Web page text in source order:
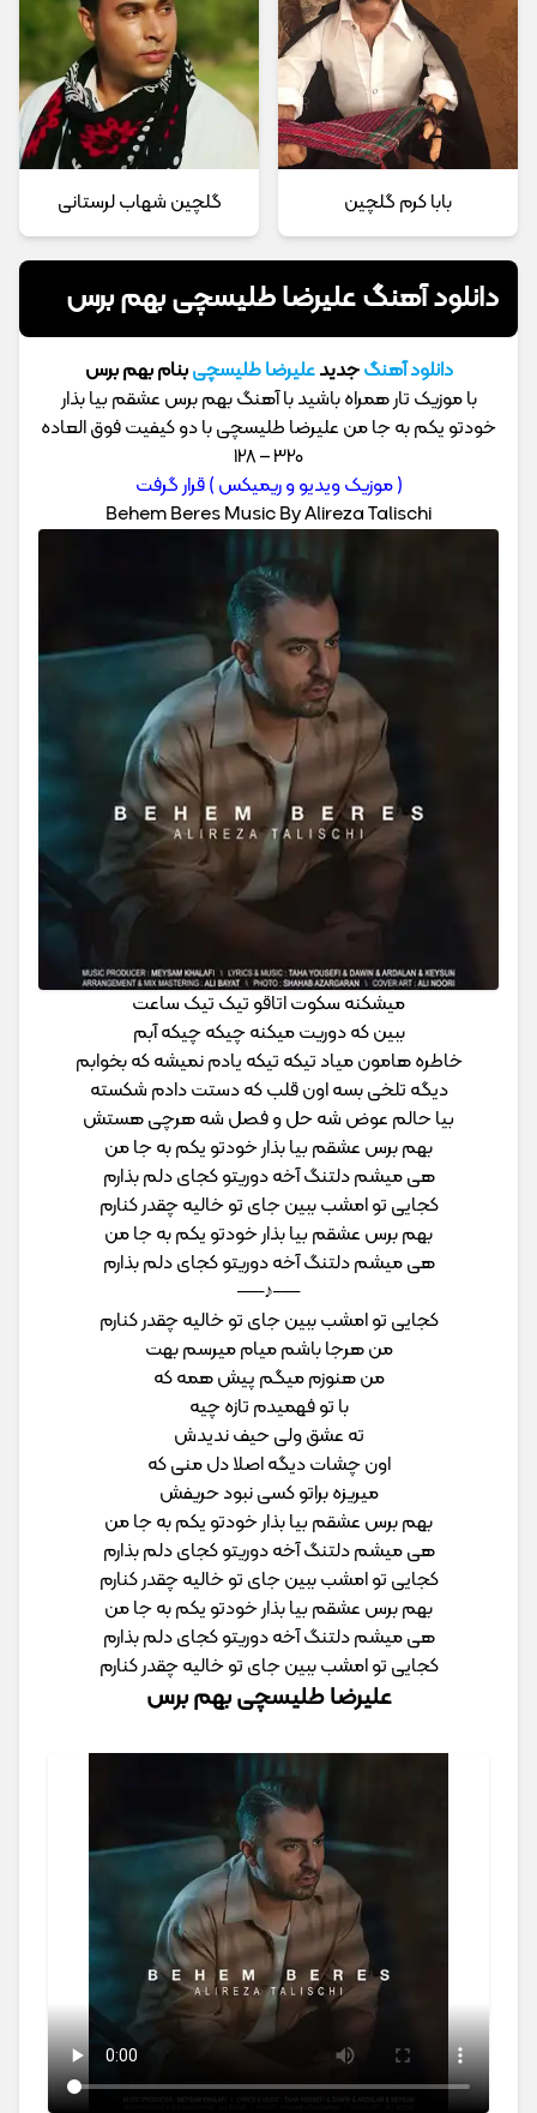
بابا کرم گلچین گلچین شهاب لرستانی
دانلود آهنگ علیرضا طلیسچی بهم برس
دانلود آهنگجدیدعلیرضا طلیسچیبنام بهم برس
با موزیک تار همراه باشید با آهنگ بهم برس عشقم بیا بذار
خودتو یکم به جا من علیرضا طلیسچی با دو کیفیت فوق العاده
320 – 128
( موزیک ویدیو و ریمیکس ) قرار گرفت
Behem Beres Music By Alireza Talischi
میشکنه سکوت اتاقو تیک تیک ساعت
ببین که دوریت میکنه چیکه چیکه آبم
خاطره هامون میاد تیکه تیکه یادم نمیشه که بخوابم
دیگه تلخی بسه اون قلب که دستت دادم شکسته
بیا حالم عوض شه حل و فصل شه هرچی هستش
بهم برس عشقم بیا بذار خودتو یکم به جا من
هی میشم دلتنگ آخه دوریتو کجای دلم بذارم
کجایی تو امشب ببین جای تو خالیه چقدر کنارم
بهم برس عشقم بیا بذار خودتو یکم به جا من
هی میشم دلتنگ آخه دوریتو کجای دلم بذارم
──♪──
کجایی تو امشب ببین جای تو خالیه چقدر کنارم
من هرجا باشم میام میرسم بهت
من هنوزم میگم پیش همه که
با تو فهمیدم تازه چیه
ته عشق ولی حیف ندیدش
اون چشات دیگه اصلا دل منی که
میریزه براتو کسی نبود حریفش
بهم برس عشقم بیا بذار خودتو یکم به جا من
هی میشم دلتنگ آخه دوریتو کجای دلم بذارم
کجایی تو امشب ببین جای تو خالیه چقدر کنارم
بهم برس عشقم بیا بذار خودتو یکم به جا من
هی میشم دلتنگ آخه دوریتو کجای دلم بذارم
کجایی تو امشب ببین جای تو خالیه چقدر کنارم
علیرضا طلیسچی بهم برس